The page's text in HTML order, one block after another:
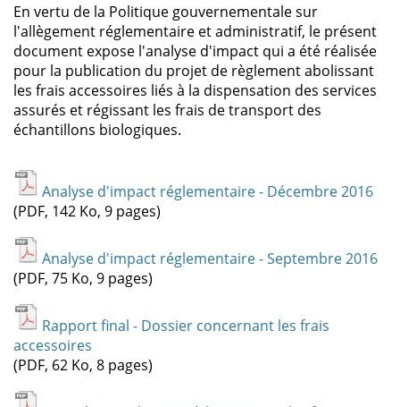
En vertu de la Politique gouvernementale sur
l'allègement réglementaire et administratif, le présent
document expose l'analyse d'impact qui a été réalisée
pour la publication du projet de règlement abolissant
les frais accessoires liés à la dispensation des services
assurés et régissant les frais de transport des
échantillons biologiques.
Analyse d'impact réglementaire - Décembre 2016
(PDF, 142 Ko, 9 pages)
Analyse d'impact réglementaire - Septembre 2016
(PDF, 75 Ko, 9 pages)
Rapport final - Dossier concernant les frais
accessoires
(PDF, 62 Ko, 8 pages)